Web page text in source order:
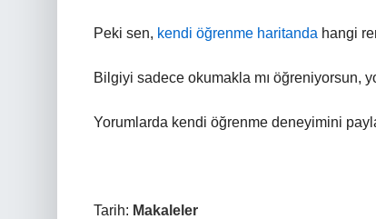
Peki sen, kendi öğrenme haritanda hangi
Bilgiyi sadece okumakla mı öğreniyorsun,
Yorumlarda kendi öğrenme deneyimini
Tarih: Makaleler